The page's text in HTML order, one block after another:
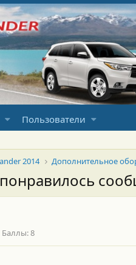
Пользователи
2014 Дополнительное
Баллы 8